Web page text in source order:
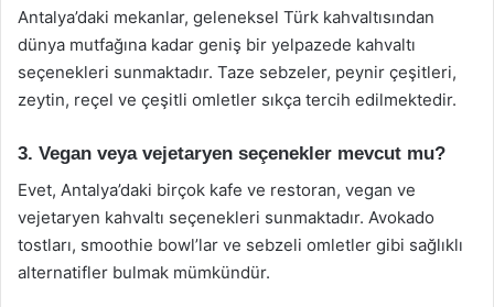
Antalya’daki mekanlar, geleneksel Türk kahvaltısından
dünya mutfağına kadar geniş bir yelpazede kahvaltı
seçenekleri sunmaktadır. Taze sebzeler, peynir çeşitleri,
zeytin, reçel ve çeşitli omletler sıkça tercih edilmektedir.
3. Vegan veya vejetaryen seçenekler mevcut mu?
Evet, Antalya’daki birçok kafe ve restoran, vegan ve
vejetaryen kahvaltı seçenekleri sunmaktadır. Avokado
tostları, smoothie bowl’lar ve sebzeli omletler gibi sağlıklı
alternatifler bulmak mümkündür.